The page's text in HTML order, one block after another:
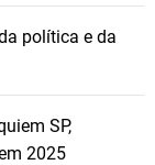
política e da
SP,
2025